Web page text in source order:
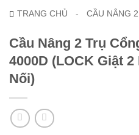
TRANG CHỦ - CẦU NÂNG
Cầu Nâng 2 Trụ
4000D (LOCK Giật
Nối)